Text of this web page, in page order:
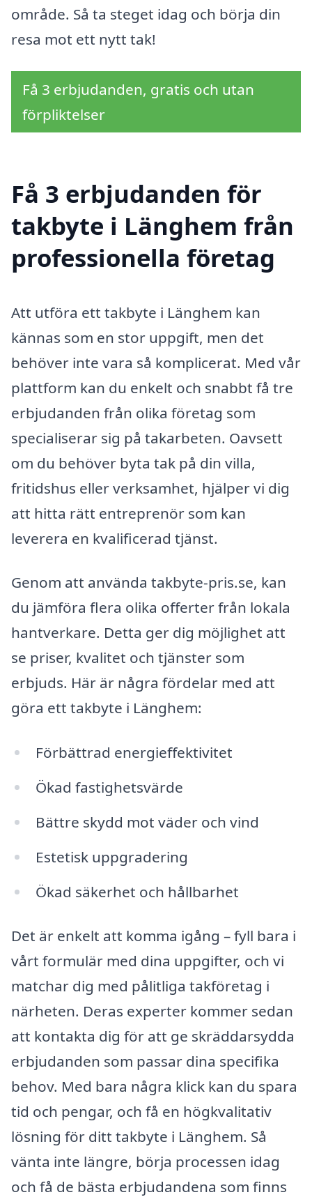
område. Så ta steget idag och börja din
resa mot ett nytt tak!
Få 3 erbjudanden, gratis och utan
förpliktelser
Få 3 erbjudanden för
takbyte i Länghem från
professionella företag
Att utföra ett takbyte i Länghem kan
kännas som en stor uppgift, men det
behöver inte vara så komplicerat. Med vår
plattform kan du enkelt och snabbt få tre
erbjudanden från olika företag som
specialiserar sig på takarbeten. Oavsett
om du behöver byta tak på din villa,
fritidshus eller verksamhet, hjälper vi dig
att hitta rätt entreprenör som kan
leverera en kvalificerad tjänst.
Genom att använda takbyte-pris.se, kan
du jämföra flera olika offerter från lokala
hantverkare. Detta ger dig möjlighet att
se priser, kvalitet och tjänster som
erbjuds. Här är några fördelar med att
göra ett takbyte i Länghem:
Förbättrad energieffektivitet
Ökad fastighetsvärde
Bättre skydd mot väder och vind
Estetisk uppgradering
Ökad säkerhet och hållbarhet
Det är enkelt att komma igång – fyll bara i
vårt formulär med dina uppgifter, och vi
matchar dig med pålitliga takföretag i
närheten. Deras experter kommer sedan
att kontakta dig för att ge skräddarsydda
erbjudanden som passar dina specifika
behov. Med bara några klick kan du spara
tid och pengar, och få en högkvalitativ
lösning för ditt takbyte i Länghem. Så
vänta inte längre, börja processen idag
och få de bästa erbjudandena som finns